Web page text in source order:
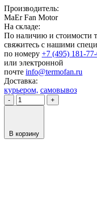
Производитель:
MaEr Fan Motor
На складе:
По наличию и стоимости
свяжитесь с нашими
по номеру +7 (495) 181-
или электронной
почте info@termofan.ru
Доставка:
курьером, самовывоз
- +
В корзину